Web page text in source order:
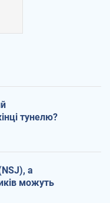
тунелю?
а
можуть